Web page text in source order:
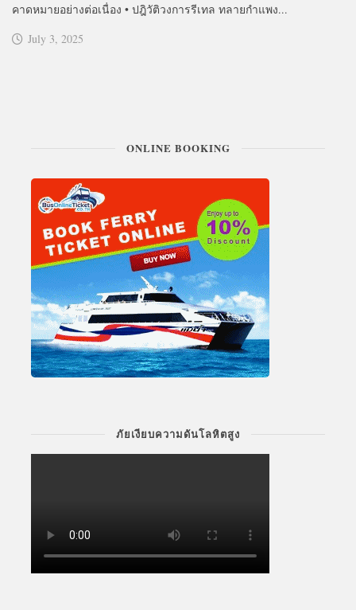
คาดหมายอย่างต่อเนื่อง • ปฎิวัติวงการรีเทล ทลายกำแพง...
July 3, 2025
ONLINE BOOKING
ภัยเงียบความดันโลหิตสูง